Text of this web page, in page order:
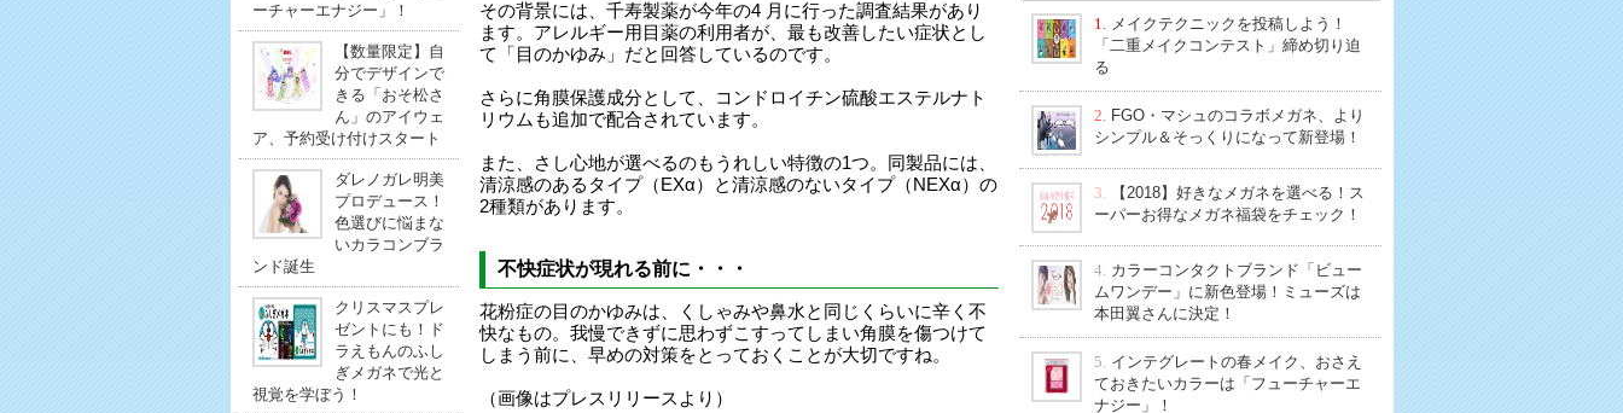
ーチャーエナジー」！
【数量限定】自
分でデザインで
きる「おそ松さ
ん」のアイウェ
ア、予約受け付けスタート
ダレノガレ明美
プロデュース！
色選びに悩まな
いカラコンブラ
ンド誕生
クリスマスプレ
ゼントにも！ド
ラえもんのふし
ぎメガネで光と
視覚を学ぼう！
その背景には、千寿製薬が今年の4 月に行った調査結果があり
ます。アレルギー用目薬の利用者が、最も改善したい症状とし
て「目のかゆみ」だと回答しているのです。
さらに角膜保護成分として、コンドロイチン硫酸エステルナト
リウムも追加で配合されています。
また、さし心地が選べるのもうれしい特徴の1つ。同製品には、
清涼感のあるタイプ（EXα）と清涼感のないタイプ（NEXα）の
2種類があります。
不快症状が現れる前に・・・
花粉症の目のかゆみは、くしゃみや鼻水と同じくらいに辛く不
快なもの。我慢できずに思わずこすってしまい角膜を傷つけて
しまう前に、早めの対策をとっておくことが大切ですね。
（画像はプレスリリースより）
1.
メイクテクニックを投稿しよう！
「二重メイクコンテスト」締め切り迫
る
2. FGO・マシュのコラボメガネ、より
シンプル＆そっくりになって新登場！
3.
【2018】好きなメガネを選べる！ス
ーパーお得なメガネ福袋をチェック！
4. カラーコンタクトブランド「ビュー
ムワンデー」に新色登場！ミューズは
本田翼さんに決定！
5. インテグレートの春メイク、おさえ
ておきたいカラーは「フューチャーエ
ナジー」！